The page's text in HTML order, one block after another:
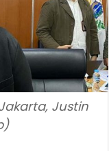
Jakarta, Justin